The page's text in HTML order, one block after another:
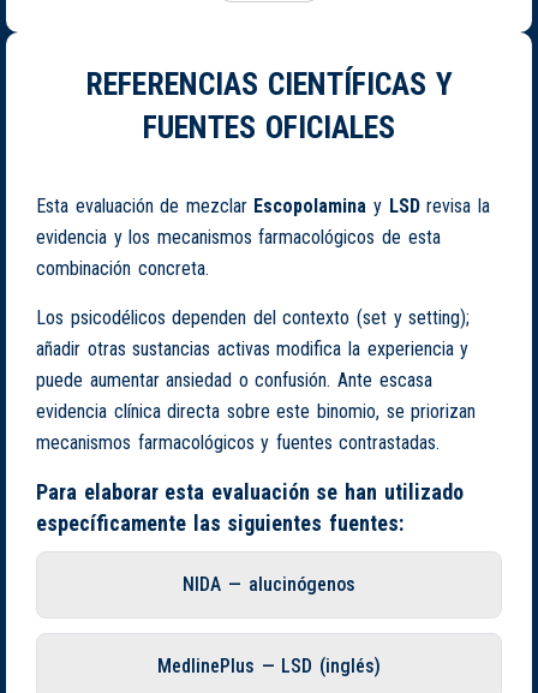
REFERENCIAS CIENTÍFICAS Y
FUENTES OFICIALES
Esta evaluación de mezclar Escopolamina y LSDrevisa la
evidencia y los mecanismos farmacológicos de esta
combinación concreta.
Los psicodélicos dependen del contexto (set y setting);
añadir otras sustancias activas modifica la experiencia y
puede aumentar ansiedad o confusión. Ante escasa
evidencia clínica directa sobre este binomio, se priorizan
mecanismos farmacológicos y fuentes contrastadas.
Para elaborar esta evaluación se han utilizado
específicamente las siguientes fuentes:
NIDA — alucinógenos
MedlinePlus — LSD (inglés)